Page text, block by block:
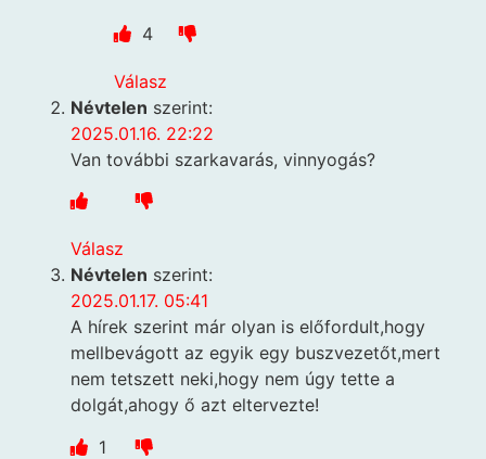
4
Válasz
Névtelen szerint:
2025.01.16. 22:22
Van további szarkavarás, vinnyogás?
Válasz
Névtelen szerint:
2025.01.17. 05:41
A hírek szerint már olyan is előfordult,hogy
mellbevágott az egyik egy buszvezetőt,mert
nem tetszett neki,hogy nem úgy tette a
dolgát,ahogy ő azt eltervezte!
1